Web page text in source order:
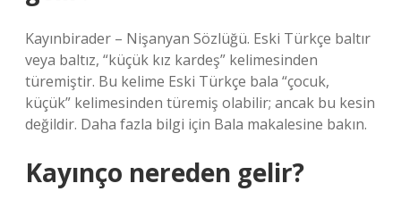
Kayınbirader – Nişanyan Sözlüğü. Eski Türkçe baltır
veya baltız, “küçük kız kardeş” kelimesinden
türemiştir. Bu kelime Eski Türkçe bala “çocuk,
küçük” kelimesinden türemiş olabilir; ancak bu kesin
değildir. Daha fazla bilgi için Bala makalesine bakın.
Kayınço nereden gelir?